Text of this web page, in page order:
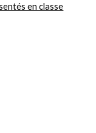
en classe